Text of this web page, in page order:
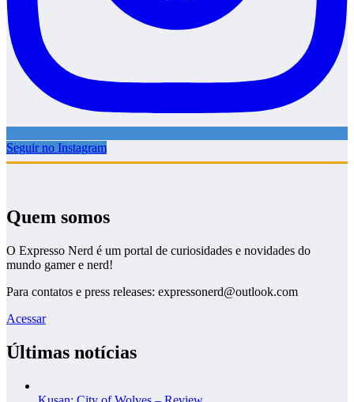
Seguir no Instagram
Quem somos
O Expresso Nerd é um portal de curiosidades e novidades do
mundo gamer e nerd!
Para contatos e press releases: expressonerd@outlook.com
Acessar
Últimas notícias